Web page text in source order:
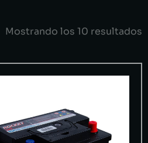
Mostrando los 10 resultados